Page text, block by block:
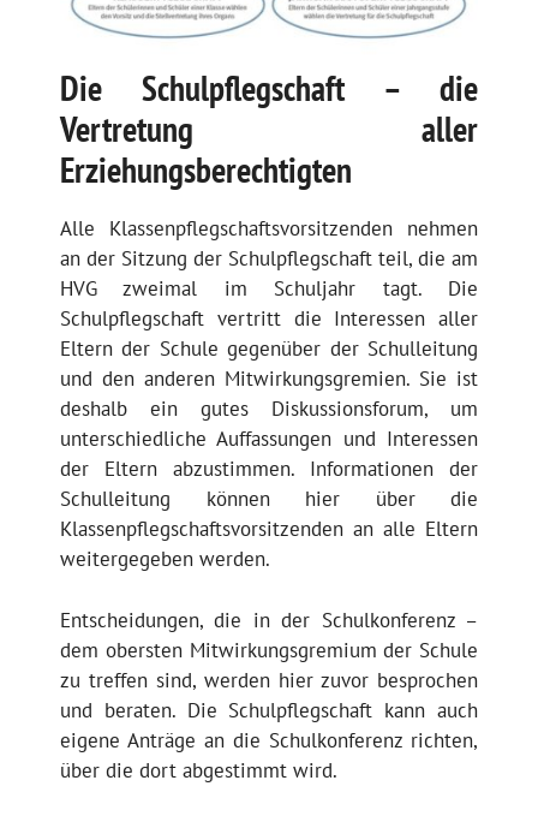
Die Schulpflegschaft – die
Vertretung aller
Erziehungsberechtigten
Alle Klassenpflegschaftsvorsitzenden nehmen
an der Sitzung der Schulpflegschaft teil, die am
HVG zweimal im Schuljahr tagt. Die
Schulpflegschaft vertritt die Interessen aller
Eltern der Schule gegenüber der Schulleitung
und den anderen Mitwirkungsgremien. Sie ist
deshalb ein gutes Diskussionsforum, um
unterschiedliche Auffassungen und Interessen
der Eltern abzustimmen. Informationen der
Schulleitung können hier über die
Klassenpflegschaftsvorsitzenden an alle Eltern
weitergegeben werden.
Entscheidungen, die in der Schulkonferenz –
dem obersten Mitwirkungsgremium der Schule
zu treffen sind, werden hier zuvor besprochen
und beraten. Die Schulpflegschaft kann auch
eigene Anträge an die Schulkonferenz richten,
über die dort abgestimmt wird.